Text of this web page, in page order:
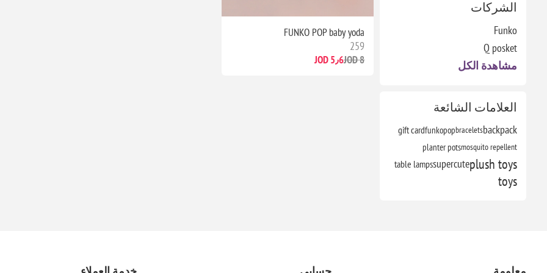
الشركات
Funko
Q posket
مشاهدة الكل
العلامات الشائعة
backpack
bracelets
funkopop
gift card
mosquito repellent
planter pots
plush toys
supercute
table lamps
toys
FUNKO POP baby yoda
259
8 JOD 5٫6 JOD